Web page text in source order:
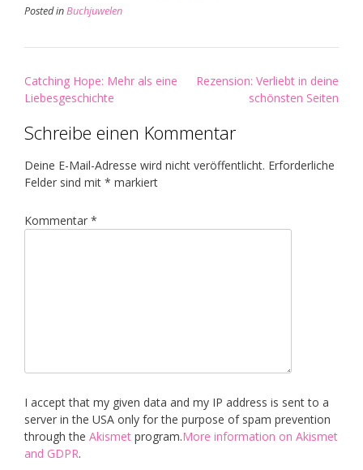
Posted inBuchjuwelen
Post
navigation
Catching Hope: Mehr als eine
Liebesgeschichte
Rezension: Verliebt in deine
schönsten Seiten
Schreibe einen Kommentar
Deine E-Mail-Adresse wird nicht veröffentlicht. Erforderliche
Felder sind mit * markiert
Kommentar *
I accept that my given data and my IP address is sent to a
server in the USA only for the purpose of spam prevention
through the Akismet program.More information on Akismet
and GDPR.